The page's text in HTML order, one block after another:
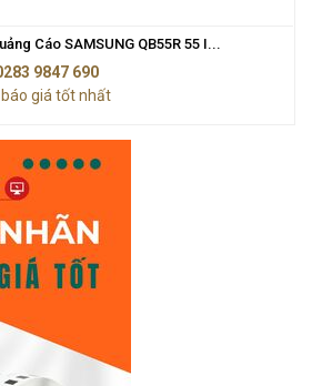
Cáo SAMSUNG QB55R 55 I...
9847 690
giá tốt nhất